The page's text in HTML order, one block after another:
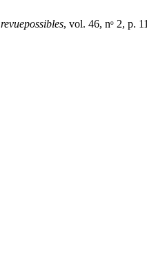
revuepossibles, vol. 46, nᵒ 2, p.